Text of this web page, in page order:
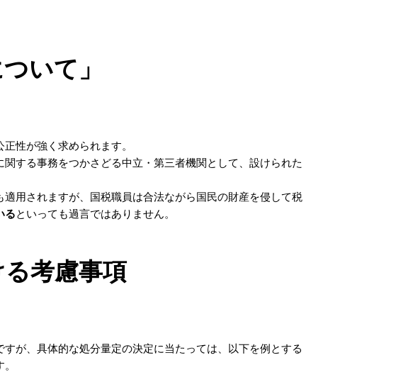
いて」
性が強く求められます。
する事務をつかさどる中立・第三者機関として、設けられた
用されますが、国税職員は合法ながら国民の財産を侵して税
るといっても過言ではありません。
考慮事項
が、具体的な処分量定の決定に当たっては、以下を例とする